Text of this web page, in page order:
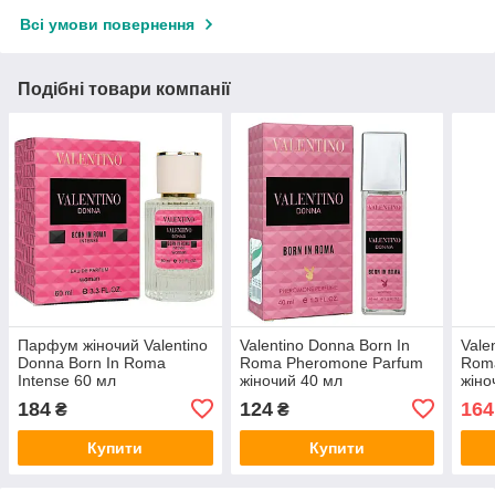
Всі умови повернення
Подібні товари компанії
Парфум жіночий Valentino
Donna Born In Roma
Intense 60 мл
184 ₴
Купити
Valentino Donna Born In
Roma Pheromone Parfum
жіночий 40 мл
124₴
Купити